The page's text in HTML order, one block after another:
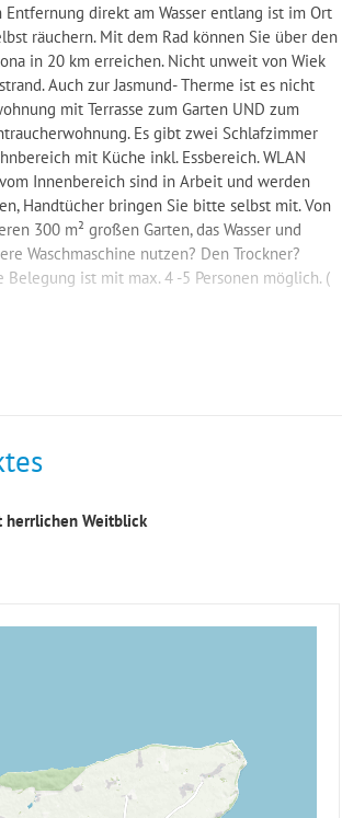
direkt am Wasser entlang ist im Ort
räuchern. Mit dem Rad können Sie über den
in 20 km erreichen. Nicht unweit von Wiek
Auch zur Jasmund- Therme ist es nicht
mit Terrasse zum Garten UND zum
Es gibt zwei Schlafzimmer
mit Küche inkl. Essbereich. WLAN
Innenbereich sind in Arbeit und werden
Handtücher bringen Sie bitte selbst mit. Von
300 m² großen Garten, das Wasser und
Waschmaschine nutzen? Den Trockner?
Belegung ist mit max. 4 -5 Personen möglich. (
herrlichen Weitblick